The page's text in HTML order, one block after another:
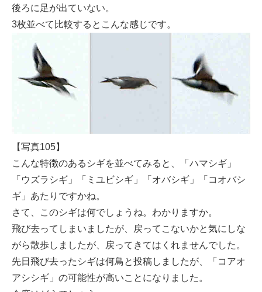
後ろに足が出ていない。
3枚並べて比較するとこんな感じです。
【写真105】
こんな特徴のあるシギを並べてみると、「ハマシギ」
「ウズラシギ」「ミユビシギ」「オバシギ」「コオバシ
ギ」あたりですかね。
さて、このシギは何でしょうね。わかりますか。
飛び去ってしまいましたが、戻ってこないかと気にしな
がら散歩しましたが、戻ってきてはくれませんでした。
先日飛び去ったシギは何鳥と投稿しましたが、「コアオ
アシシギ」の可能性が高いことになりました。